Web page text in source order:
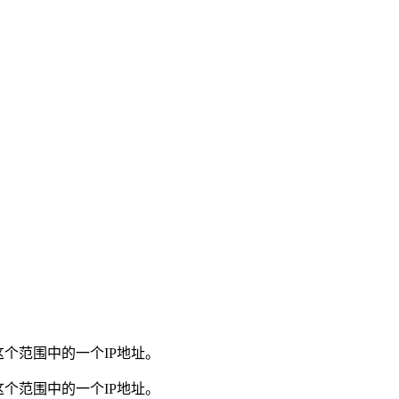
个范围中的一个IP地址。
个范围中的一个IP地址。